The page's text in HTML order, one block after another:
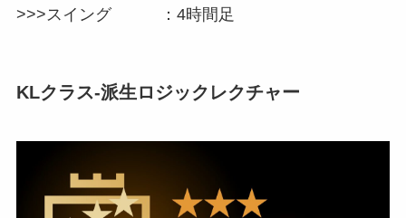
>>>スイング ：4時間足
KLクラス-派生ロジックレクチャー